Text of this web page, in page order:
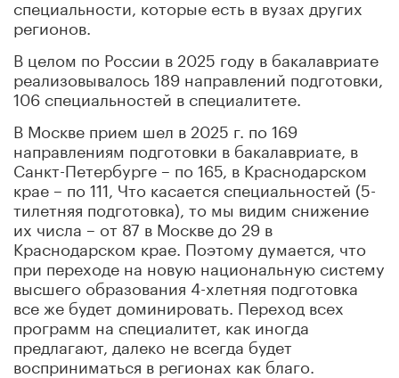
специальности, которые есть в вузах других
регионов.
В целом по России в 2025 году в бакалавриате
реализовывалось 189 направлений подготовки,
106 специальностей в специалитете.
В Москве прием шел в 2025 г. по 169
направлениям подготовки в бакалавриате, в
Санкт-Петербурге – по 165, в Краснодарском
крае – по 111, Что касается специальностей (5-
тилетняя подготовка), то мы видим снижение
их числа – от 87 в Москве до 29 в
Краснодарском крае. Поэтому думается, что
при переходе на новую национальную систему
высшего образования 4-хлетняя подготовка
все же будет доминировать. Переход всех
программ на специалитет, как иногда
предлагают, далеко не всегда будет
восприниматься в регионах как благо.